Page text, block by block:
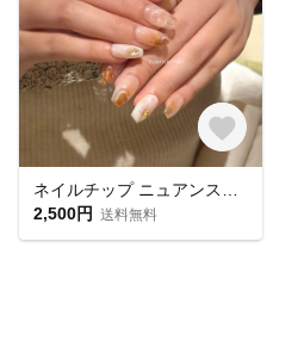
2,500円 送料無料